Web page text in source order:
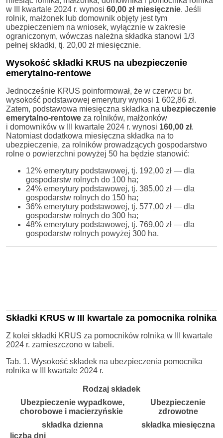
w III kwartale 2024 r. wynosi 60,00 zł miesięcznie. Jeśli
rolnik, małżonek lub domownik objęty jest tym
ubezpieczeniem na wniosek, wyłącznie w zakresie
ograniczonym, wówczas należna składka stanowi 1/3
pełnej składki, tj. 20,00 zł miesięcznie.
Wysokość składki KRUS na ubezpieczenie
emerytalno-rentowe
Jednocześnie KRUS poinformował, że w czerwcu br.
wysokość podstawowej emerytury wynosi 1 602,86 zł.
Zatem, podstawowa miesięczna składka na ubezpieczenie
emerytalno-rentowe za rolników, małżonków
i domowników w III kwartale 2024 r. wynosi 160,00 zł.
Natomiast dodatkowa miesięczna składka na to
ubezpieczenie, za rolników prowadzących gospodarstwo
rolne o powierzchni powyżej 50 ha będzie stanowić:
12% emerytury podstawowej, tj. 192,00 zł — dla
gospodarstw rolnych do 100 ha;
24% emerytury podstawowej, tj. 385,00 zł — dla
gospodarstw rolnych do 150 ha;
36% emerytury podstawowej, tj. 577,00 zł — dla
gospodarstw rolnych do 300 ha;
48% emerytury podstawowej, tj. 769,00 zł — dla
gospodarstw rolnych powyżej 300 ha.
Składki KRUS w III kwartale za pomocnika rolnika
Z kolei składki KRUS za pomocników rolnika w III kwartale
2024 r. zamieszczono w tabeli.
Tab. 1. Wysokość składek na ubezpieczenia pomocnika
rolnika w III kwartale 2024 r.
Rodzaj składek
Ubezpieczenie wypadkowe,
chorobowe i macierzyńskie
Ubezpieczenie
zdrowotne
składka dzienna
składka miesięczna
liczba dni